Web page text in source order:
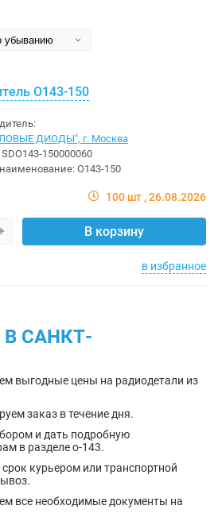
О143-150
ДИОДЫ", г. Москва
SDО143-150000060
О143-150
100 шт 26.08.2026
В корзину
в избранное
В САНКТ-
выгодные цены на радиодетали из
заказ в течение дня.
и дать подробную
в разделе о-143.
курьером или транспортной
все необходимые документы на